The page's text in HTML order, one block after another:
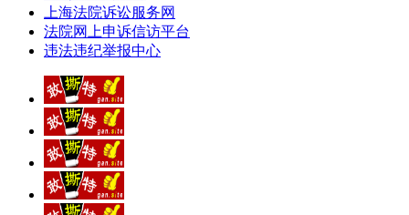
上海法院诉讼服务网
法院网上申诉信访平台
违法违纪举报中心